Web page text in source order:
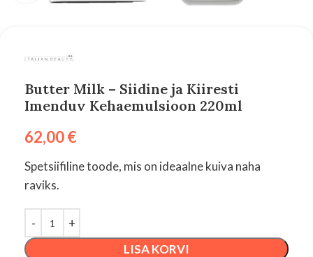
Butter Milk – Siidine ja Kiiresti
Imenduv Kehaemulsioon 220ml
62,00€
Spetsiifiline toode, mis on ideaalne kuiva naha
raviks.
LISA KORVI